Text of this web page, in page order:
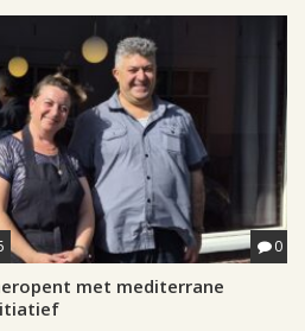
0
met mediterrane